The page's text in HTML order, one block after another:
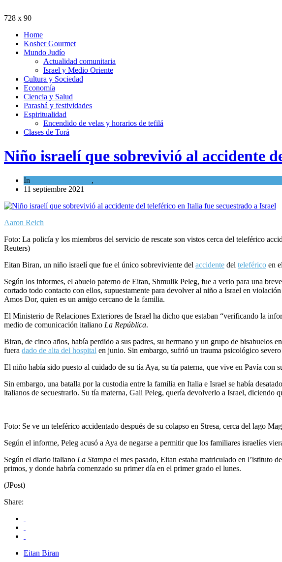
728 x 90
Home
Kosher Gourmet
Mundo Judío
Actualidad comunitaria
Israel y Medio Oriente
Cultura y Sociedad
Economía
Ciencia y Salud
Parashá y festividades
Espiritualidad
Encendido de velas y horarios de tefilá
Clases de Torá
Niño israelí que sobrevivió al accidente
In ,
11 septiembre 2021
Aaron Reich
Foto: La policía y los miembros del servicio de rescate son vistos cerca del teleférico
Reuters)
Eitan Biran, un niño israelí que fue el único sobreviviente del accidente del teleférico en
Según los informes, el abuelo paterno de Eitan, Shmulik Peleg, fue a verlo para una
cortado todo contacto con ellos, supuestamente para devolver al niño a Israel en
Amos Dor, quien es un amigo cercano de la familia.
El Ministerio de Relaciones Exteriores de Israel ha dicho que estaban “verificando la
medio de comunicación italiano La República.
Biran, de cinco años, había perdido a sus padres, su hermano y un grupo de bisabuelos
fuera dado de alta del hospital en junio. Sin embargo, sufrió un trauma psicológico
El niño había sido puesto al cuidado de su tía Aya, su tía paterna, que vive en Pavía con
Sin embargo, una batalla por la custodia entre la familia en Italia e Israel se había
italianos de secuestrarlo. Su tía materna, Gali Peleg, quería devolverlo a Israel, diciendo
Foto: Se ve un teleférico accidentado después de su colapso en Stresa, cerca del lago
Según el informe, Peleg acusó a Aya de negarse a permitir que los familiares israelíes
Según el diario italiano La Stampa el mes pasado, Eitan estaba matriculado en l’istituto
primos, y donde habría comenzado su primer día en el primer grado el lunes.
(JPost)
Share:
Eitan Biran